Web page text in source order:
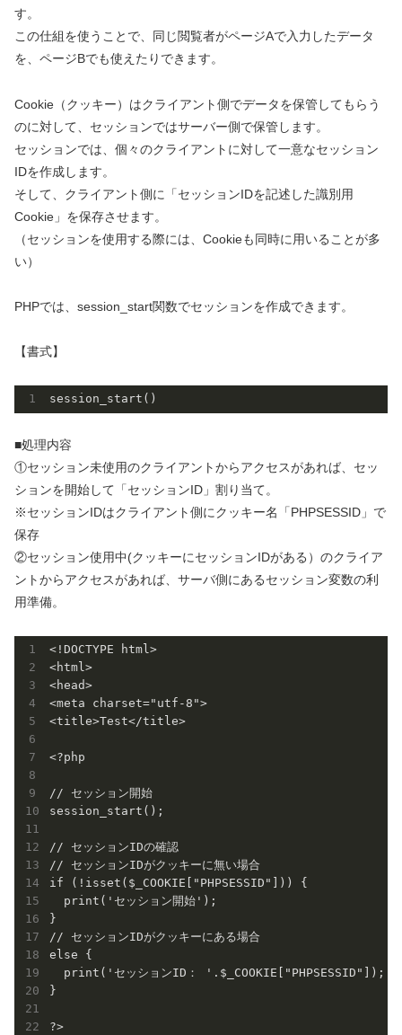
す。
この仕組を使うことで、同じ閲覧者がページAで入力したデータ
を、ページBでも使えたりできます。
Cookie（クッキー）はクライアント側でデータを保管してもらう
のに対して、セッションではサーバー側で保管します。
セッションでは、個々のクライアントに対して一意なセッション
IDを作成します。
そして、クライアント側に「セッションIDを記述した識別用
Cookie」を保存させます。
（セッションを使用する際には、Cookieも同時に用いることが多
い）
PHPでは、session_start関数でセッションを作成できます。
【書式】
■処理内容
①セッション未使用のクライアントからアクセスがあれば、セッ
ションを開始して「セッションID」割り当て。
※セッションIDはクライアント側にクッキー名「PHPSESSID」で
保存
②セッション使用中(クッキーにセッションIDがある）のクライア
ントからアクセスがあれば、サーバ側にあるセッション変数の利
用準備。
<!DOCTYPE html>
<html>
<head>
<meta charset="utf-8">
<title>Test</title>
<?php
// セッション開始
session_start();
// セッションIDの確認
// セッションIDがクッキーに無い場合
if (!isset($_COOKIE["PHPSESSID"])) {
  print('セッション開始');
}
// セッションIDがクッキーにある場合
else {
  print('セッションID： '.$_COOKIE["PHPSESSID"]);
}
?>